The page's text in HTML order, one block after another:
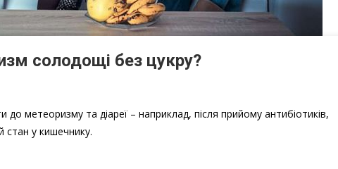
солодощі без цукру?
до метеоризму та діареї – наприклад, після прийому антибіотиків,
стан у кишечнику.